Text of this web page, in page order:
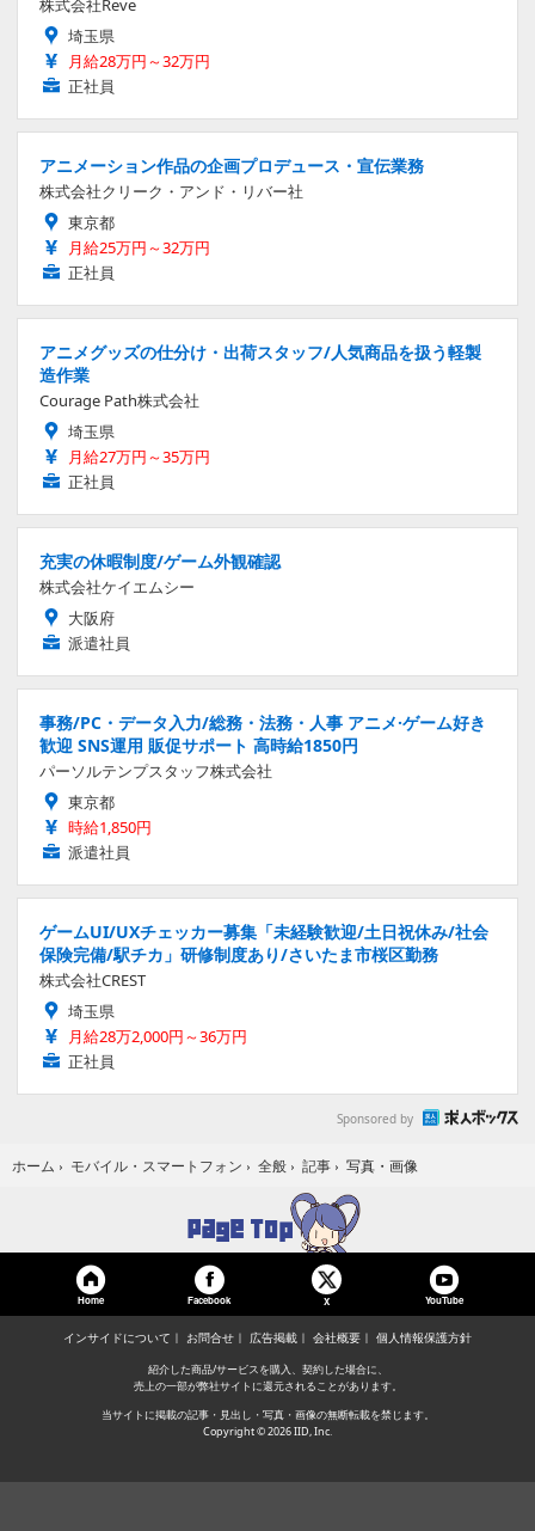
株式会社Reve
埼玉県
月給28万円～32万円
正社員
アニメーション作品の企画プロデュース・宣伝業務
株式会社クリーク・アンド・リバー社
東京都
月給25万円～32万円
正社員
アニメグッズの仕分け・出荷スタッフ/人気商品を扱う軽製
造作業
Courage Path株式会社
埼玉県
月給27万円～35万円
正社員
充実の休暇制度/ゲーム外観確認
株式会社ケイエムシー
大阪府
派遣社員
事務/PC・データ入力/総務・法務・人事 アニメ·ゲーム好き
歓迎 SNS運用 販促サポート 高時給1850円
パーソルテンプスタッフ株式会社
東京都
時給1,850円
派遣社員
ゲームUI/UXチェッカー募集「未経験歓迎/土日祝休み/社会
保険完備/駅チカ」研修制度あり/さいたま市桜区勤務
株式会社CREST
埼玉県
月給28万2,000円～36万円
正社員
Sponsored by
ホーム › モバイル・スマートフォン › 全般 › 記事 › 写真・画像
Home Facebook X YouTube
インサイドについて お問合せ 広告掲載 会社概要 個人情報保護方針
紹介した商品/サービスを購入、契約した場合に、
売上の一部が弊社サイトに還元されることがあります。
当サイトに掲載の記事・見出し・写真・画像の無断転載を禁じます。
Copyright © 2026 IID, Inc.